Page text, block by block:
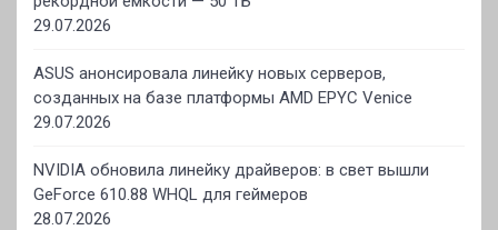
29.07.2026
ASUS анонсировала линейку новых серверов,
созданных на базе платформы AMD EPYC Venice
29.07.2026
NVIDIA обновила линейку драйверов: в свет вышли
GeForce 610.88 WHQL для геймеров
28.07.2026